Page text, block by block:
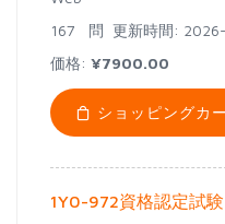
167 問 更新時間:
価格: ¥7900.00
ショッピングカ
1Y0-972資格認定試験